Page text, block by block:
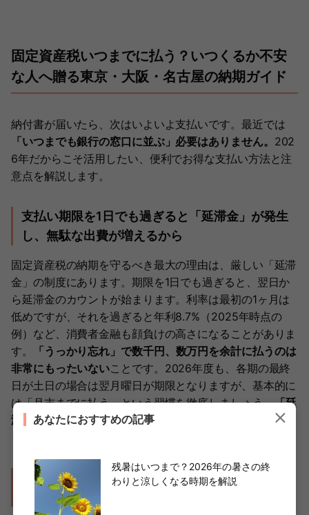
固定資産税いつまでに払う？いつくるか不安
な人へ贈る東京・大阪・名古屋の納期ガイド
納付書が届いたら、次はいよいよ支払いです。最近では
「いつまでも銀行の窓口に並ぶ」必要はありません。 202
6年だからこそ活用したい、便利でお得な支払い方法と注
意点を解説します。
支払い期限を1日でも過ぎると「延滞金」が発生
し、無駄な出費が増えるから
固定資産税の納期を守るべき最大の理由は、厳しい「延滞
金」の制度にあります。期限を1日でも過ぎると、翌日か
ら延滞金のカウントが始まります。利率は最初の1ヶ月は
低めですが、それを過ぎると年利8.7%（2025年時点の
例）など、消費者金融も顔負けの高さになることがありま
す。
「うっかり忘れ」で数千円、数万円を余計に払うのは
非常にもったいないことです。2026年度も、各期の最終
日が土日の場合は翌月曜日が期限となりますが、基本的に
は「月末までに払う」という習慣を徹底しましょう。「延
滞金は家計の敵」であることを肝に銘じ、通知書が届いた
PayPayやLINE Payなら、通知書のバーコードを
読み取るだけで自宅で完結するから
あなたにおすすめの記事
残暑はいつまで？2026年の暑さの終
わりと涼しくなる時期を解説